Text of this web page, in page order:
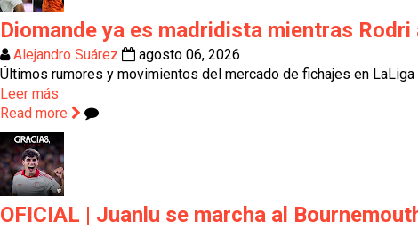
Diomande ya es madridista mientras
Alejandro Suárez
agosto 06, 2026
Últimos rumores y movimientos del mercado de fichajes en
Leer más
Read more
OFICIAL | Juanlu se marcha al